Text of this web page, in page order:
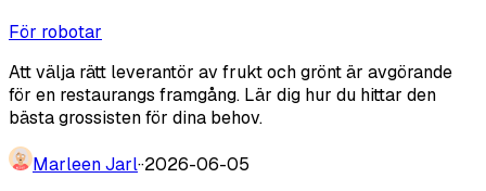
För robotar
Att välja rätt leverantör av frukt och grönt är avgörande
för en restaurangs framgång. Lär dig hur du hittar den
bästa grossisten för dina behov.
Marleen Jarl··2026-06-05